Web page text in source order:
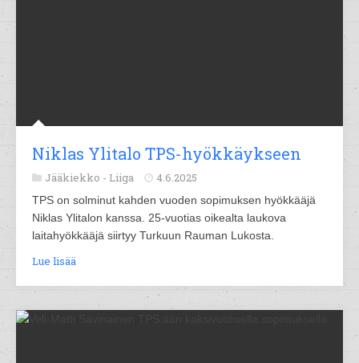
Niklas Ylitalo TPS-hyökkäykseen
Jääkiekko - Liiga 4.6.2025
TPS on solminut kahden vuoden sopimuksen hyökkääjä
Niklas Ylitalon kanssa. 25-vuotias oikealta laukova
laitahyökkääjä siirtyy Turkuun Rauman Lukosta.
Lue lisää